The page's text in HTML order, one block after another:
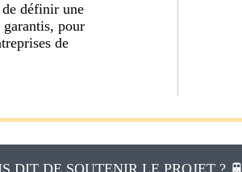
définir une
pour
de
DIT DE SOUTENIR LE PROJET ? 🚆